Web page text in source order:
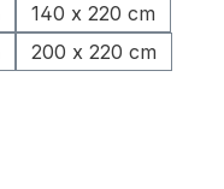
140 x 220 cm
200 x 220 cm